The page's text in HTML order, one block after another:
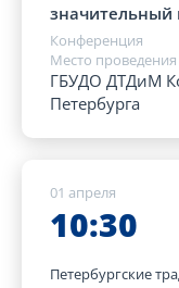
значительный
Конференция
Место проведения
ГБУДО ДТДиМ
Петербурга
01 апреля
10:30
Петербургские